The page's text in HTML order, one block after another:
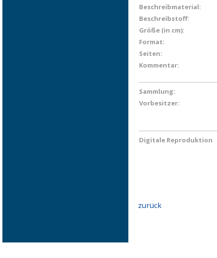
Beschreibmaterial:
Beschreibstoff:
Größe (in cm):
Format:
Seiten:
Kommentar:
Sammlung:
Vorbesitzer:
Digitale Reproduktion
zurück